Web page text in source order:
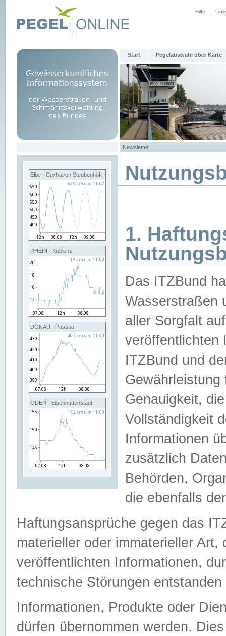
Hilfe
Start Pegelauswahl über Karte
Newsletter
Elbe - Cuxhaven Steubenhöft
RHEIN - Koblenz
DONAU - Passau
ODER - Eisenhüttenstadt
1.
Das ITZBund
Wasserstraßen
aller Sorgfalt
veröffentlichten
ITZBund und
Genauigkeit,
Vollständigkeit
Informationen
zusätzlich
Behörden,
die ebenfalls
Haftungsansprüche gegen das
materieller oder immaterieller
veröffentlichten Informationen,
technische Störungen
Informationen, Produkte oder
dürfen übernommen werden.